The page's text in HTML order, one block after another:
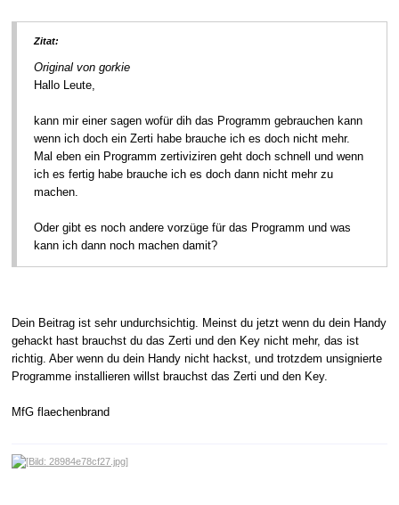
Zitat:
Original von gorkie
Hallo Leute,
kann mir einer sagen wofür dih das Programm gebrauchen kann
wenn ich doch ein Zerti habe brauche ich es doch nicht mehr.
Mal eben ein Programm zertiviziren geht doch schnell und wenn
ich es fertig habe brauche ich es doch dann nicht mehr zu
machen.
Oder gibt es noch andere vorzüge für das Programm und was
kann ich dann noch machen damit?
Dein Beitrag ist sehr undurchsichtig. Meinst du jetzt wenn du dein Handy
gehackt hast brauchst du das Zerti und den Key nicht mehr, das ist
richtig. Aber wenn du dein Handy nicht hackst, und trotzdem unsignierte
Programme installieren willst brauchst das Zerti und den Key.
MfG flaechenbrand